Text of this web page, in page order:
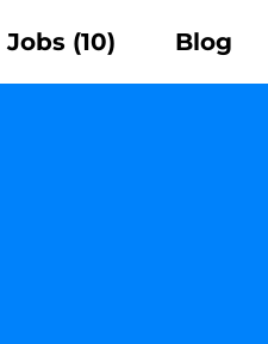
Jobs (10) Blog